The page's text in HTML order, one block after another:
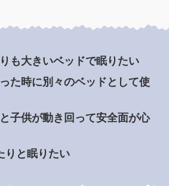
も大きいベッドで眠りたい
た時に別々のベッドとして使
子供が動き回って安全面が心
りと眠りたい